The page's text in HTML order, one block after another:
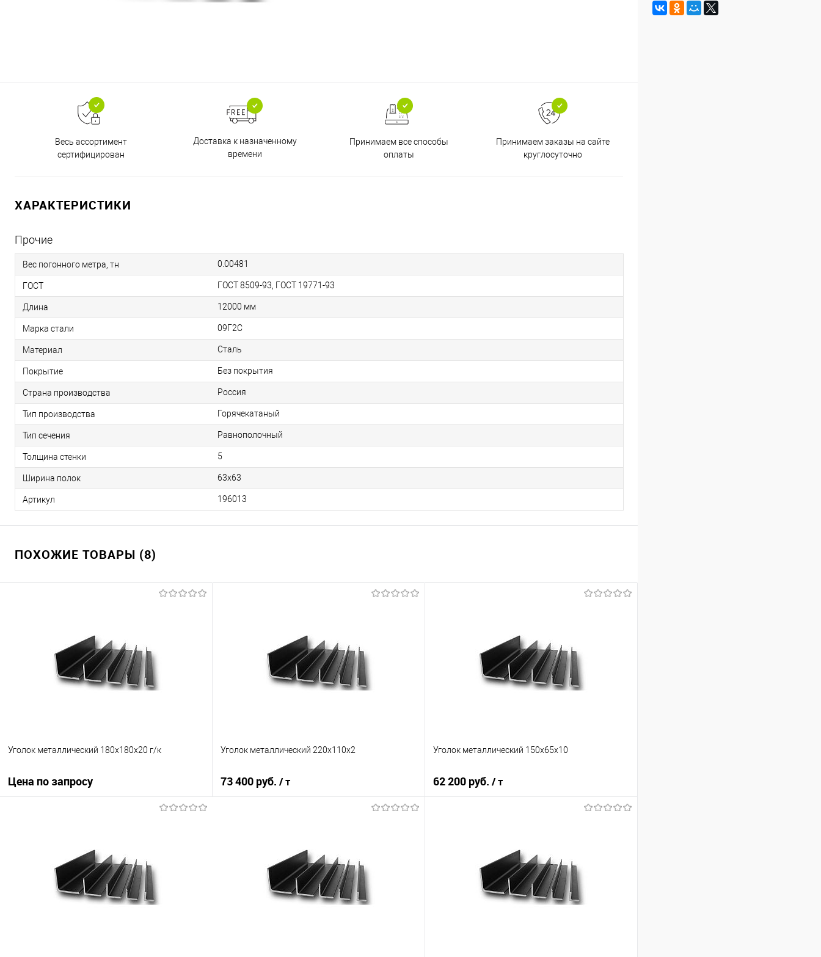
Весь ассортимент
сертифицирован
Доставка к назначенному
времени
Принимаем все способы
оплаты
Принимаем заказы на сайте
круглосуточно
ХАРАКТЕРИСТИКИ
Прочие
Вес погонного метра, тн 0.00481
ГОСТ ГОСТ 8509-93, ГОСТ 19771-93
Длина 12000 мм
Марка стали 09Г2С
Материал Сталь
Покрытие Без покрытия
Страна производства Россия
Тип производства Горячекатаный
Тип сечения Равнополочный
Толщина стенки 5
Ширина полок 63х63
Артикул 196013
ПОХОЖИЕ ТОВАРЫ (8)
Уголок металлический 180х180х20 г/к
Цена по запросу
Купить в 1 клик
Сравнение
В избранное
Под заказ
Уголок металлический 220х110х2
73 400 руб. / т
Купить в 1 клик
Сравнение
В избранное
Под заказ
Уголок металлический 150х65х10
62 200 руб. / т
Купить в 1 клик
Сравнение
В избранное
Под заказ